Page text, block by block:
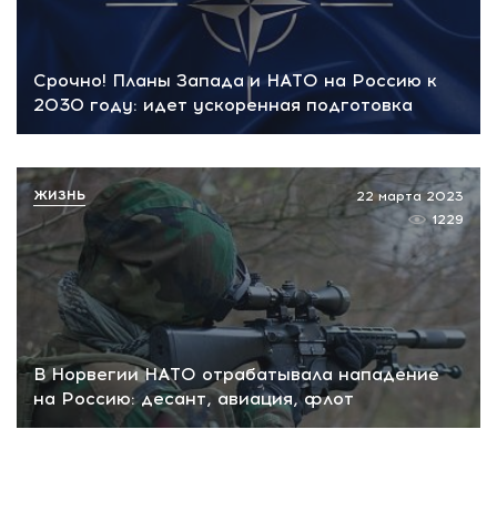
Срочно! Планы Запада и НАТО на Россию к
2030 году: идет ускоренная подготовка
В Норвегии НАТО отрабатывала нападение
на Россию: десант, авиация, флот
22 марта 2023
1229
ЖИЗНЬ